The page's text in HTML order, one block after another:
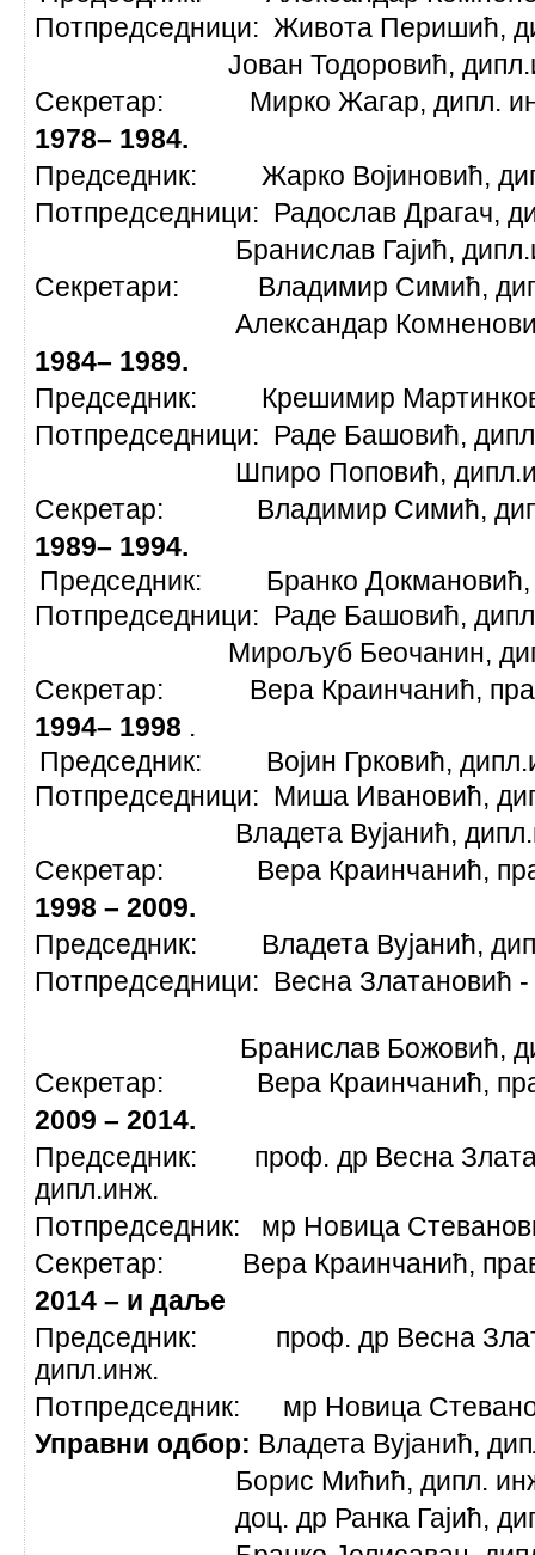
Потпредседници: Живота Перишић,
Јован Тодоровић,
Секретар: Мирко Жагар,
1978– 1984.
Председник: Жарко Војиновић,
Потпредседници: Радослав Драгач,
Бранислав Гајић,
Секретари: Владимир Симић,
Александар Комненовић,
1984– 1989.
Председник: Крешимир
Потпредседници: Раде Башовић,
Шпиро Поповић,
Секретар: Владимир Симић,
1989– 1994.
Председник: Бранко Докмановић,
Потпредседници: Раде Башовић,
Мирољуб Беочанин,
Секретар: Вера Краинчанић,
1994– 1998 .
Председник: Војин Грковић,
Потпредседници: Миша Ивановић,
Владета Вујанић,
Секретар: Вера Краинчанић,
1998 – 2009.
Председник: Владета Вујанић,
Потпредседници: Весна Златановић
Бранислав Божовић,
Секретар: Вера Краинчанић,
2009 – 2014.
Председник: проф. др Весна
дипл.инж.
Потпредседник: мр Новица
Секретар: Вера Краинчанић,
2014 – и даље
Председник: проф. др Весна
дипл.инж.
Потпредседник: мр Новица
Управни одбор: Владета Вујанић,
Борис Мићић, дипл.
доц. др Ранка Гајић,